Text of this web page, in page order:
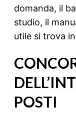
domanda, il
studio, il
utile si trova in
POSTI